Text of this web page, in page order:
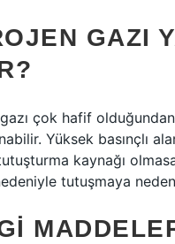
GAZI
çok hafif
Yüksek basınçlı
tutuşturma kaynağı
tutuşmaya